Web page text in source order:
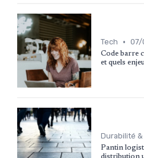
Tech • 07/
Code barre
et quels
Durabilité &
Pantin